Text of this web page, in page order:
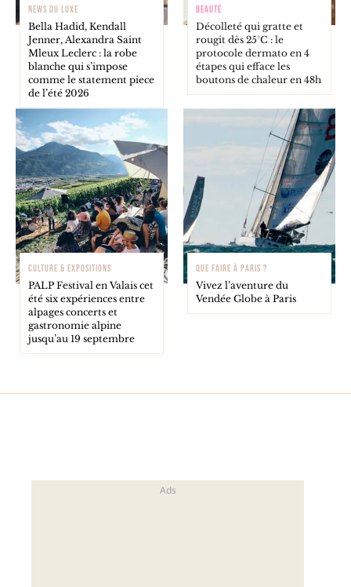
NEWS DU LUXE
Bella Hadid, Kendall
Jenner, Alexandra Saint
Mleux Leclerc : la robe
blanche qui s’impose
comme le statement piece
de l’été 2026
BEAUTÉ
Décolleté qui gratte et
rougit dès 25°C : le
protocole dermato en 4
étapes qui efface les
boutons de chaleur en 48h
CULTURE & EXPOSITIONS
PALP Festival en Valais cet
été six expériences entre
alpages concerts et
gastronomie alpine
jusqu’au 19 septembre
QUE FAIRE À PARIS ?
Vivez l’aventure du
Vendée Globe à Paris